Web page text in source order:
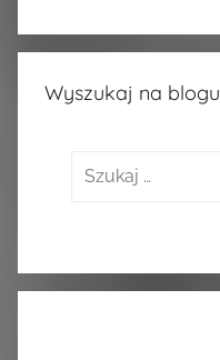
Wyszukaj na blogu
Szukaj: